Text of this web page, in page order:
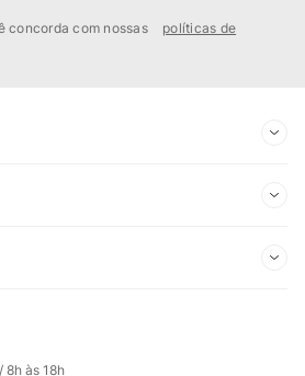
concorda com nossas
políticas de
8h às 18h